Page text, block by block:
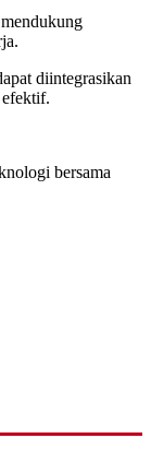
diintegrasikan
efektif.
bersama